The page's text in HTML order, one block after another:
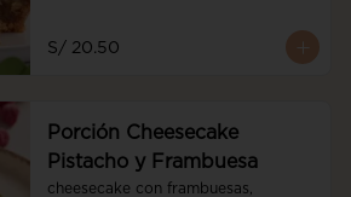
S/ 20.50
Porción Cheesecake
Pistacho y Frambuesa
cheesecake con frambuesas,